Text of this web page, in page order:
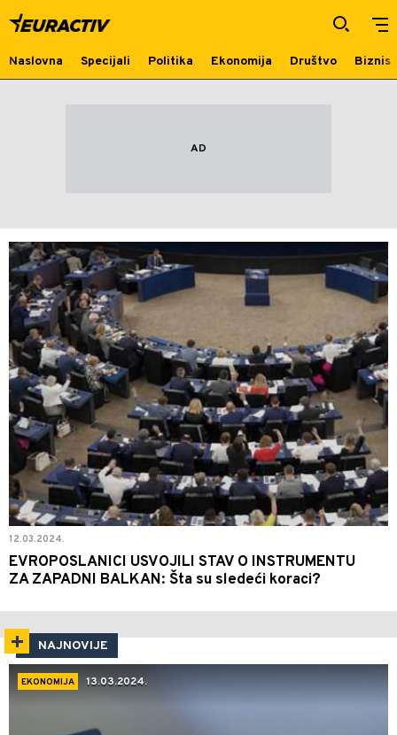
instrument
Naslovna Specijali Politika Ekonomija Društvo Biznis
12.03.2024.
EVROPOSLANICI USVOJILI STAV O INSTRUMENTU
ZA ZAPADNI BALKAN: Šta su sledeći koraci?
NAJNOVIJE
EKONOMIJA 13.03.2024.